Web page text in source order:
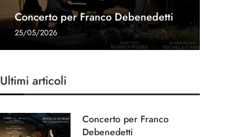
Concerto per Franco Debenedetti
25/05/2026
Ultimi articoli
Concerto per Franco
Debenedetti